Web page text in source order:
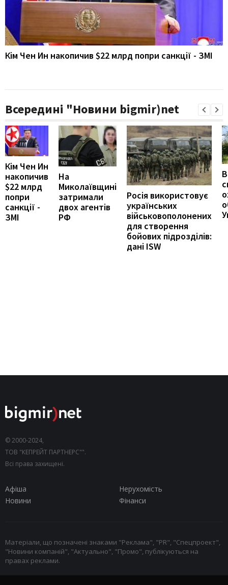
Кім Чен Ин накопичив $22 млрд попри санкції - ЗМІ
Всередині "Новини bigmir)net
Кім Чен Ин
накопичив
$22 млрд
попри
санкції -
ЗМІ
На
Миколаївщині
затримали
двох агентів
РФ
Росія використовує
українських
військовополонених
для створення
бойових підрозділів:
дані ISW
© 2000-2024,
ТОВ "КЕПРЕЙТ ПАРТНЕРС"".
Всі права захищені.
Афіша
Нерухомість
Новини
Фінанси
Матеріали, що позначені знаками "Реклама", "PR", "Спецпроект",
"Новини компаній", "Актуально", "Промо", публікуються на
правах реклами.